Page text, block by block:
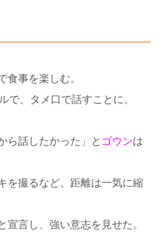
食事を楽しむ。
で、タメ口で話すことに。
ら話したかった」と ゴウンは
を撮るなど、距離は一気に縮
宣言し、強い意志を見せた。